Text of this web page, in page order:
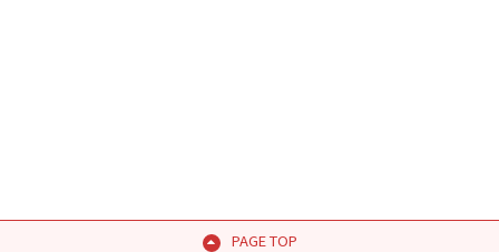
PAGE TOP